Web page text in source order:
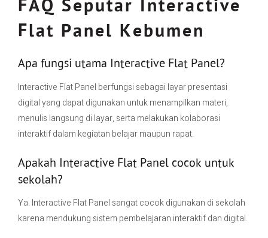
Flat Panel Kebumen
Apa fungsi utama Interactive Flat Panel?
Interactive Flat Panel berfungsi sebagai layar presentasi
digital yang dapat digunakan untuk menampilkan materi,
menulis langsung di layar, serta melakukan kolaborasi
interaktif dalam kegiatan belajar maupun rapat.
Apakah Interactive Flat Panel cocok untuk
sekolah?
Ya. Interactive Flat Panel sangat cocok digunakan di sekolah
karena mendukung sistem pembelajaran interaktif dan digital.